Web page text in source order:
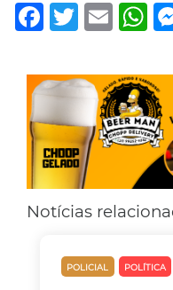
Facebook
TwitterEmail
Notícias
POLICIAL POLÍTICA